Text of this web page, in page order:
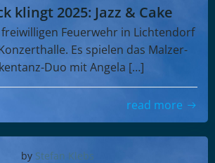
klingt 2025: Jazz & Cake
Feuerwehr in Lichtendorf
Es spielen das Malzer-
Duo mit Angela […]
read more
by Stefan Klebs